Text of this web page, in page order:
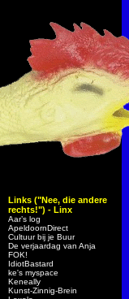
Links ("Nee, die andere
rechts!") - Linx
Aar’s log
ApeldoornDirect
Cultuur bij je Buur
De verjaardag van Anja
FOK!
IdiotBastard
ke's myspace
Keneally
Kunst-Zinnig-Brein